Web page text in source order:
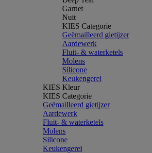
Garnet
Nuit
KIES Categorie
Geëmailleerd gietijzer
Aardewerk
Fluit- & waterketels
Molens
Silicone
Keukengerei
KIES Kleur
KIES Categorie
Geëmailleerd gietijzer
Aardewerk
Fluit- & waterketels
Molens
Silicone
Keukengerei